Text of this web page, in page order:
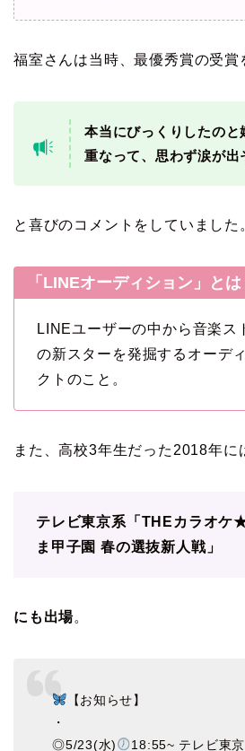
福室さんは当時、最優秀賞の受賞
本当にびっくりしたのと
重なって、思わず涙が出
と喜びのコメントをしていました
「LINEオーディション」とは
LINEユーザーの中から音楽ス
の新スターを発掘するオーデ
クトのこと。
また、高校3年生だった2018年に
テレビ東京系「THEカラオケ
ま甲子園 春の選抜新人戦」
にも出場。
【お知らせ】
・
◎5/23(水)
18:55~ テレビ東京